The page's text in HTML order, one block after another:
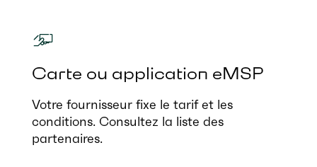
Carte ou application eMSP
Votre fournisseur fixe le tarif et les
conditions. Consultez la liste des
partenaires.